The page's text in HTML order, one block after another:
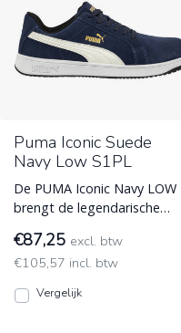
Puma Iconic Suede
Navy Low S1PL
De PUMA Iconic Navy LOW
brengt de legendarische
werkplek. Deze S1PL veilighei
ESD (Electro Static
Discharge)
€87,25 excl. btw
€105,57 incl. btw
Vergelijk